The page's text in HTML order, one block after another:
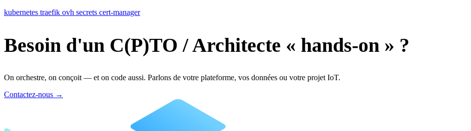
kubernetes traefik ovh secrets cert-manager
Besoin d'un C(P)TO / Architecte « hands-on » ?
On orchestre, on conçoit — et on code aussi. Parlons de votre plateforme, vos données ou votre projet IoT.
Contactez-nous →